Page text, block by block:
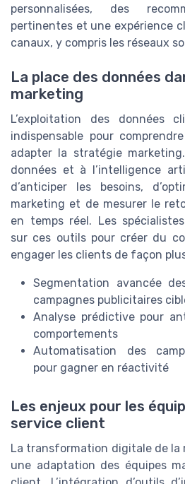
personnalisées, des
pertinentes et une expérience
canaux, y compris les réseaux
La place des données
marketing
L’exploitation des données
indispensable pour
adapter la stratégie
données et à l’intelligence
d’anticiper les besoins,
marketing et de mesurer le
en temps réel. Les
sur ces outils pour créer du
engager les clients de façon
Segmentation avancée
campagnes publicitaires
Analyse prédictive pour
comportements
Automatisation des
pour gagner en réactivité
Les enjeux pour les
service client
La transformation digitale de
une adaptation des équipes